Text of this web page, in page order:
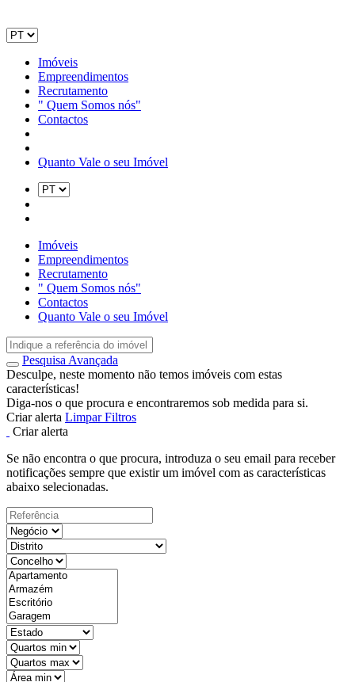
Imóveis
Empreendimentos
Recrutamento
" Quem Somos nós"
Contactos
Quanto Vale o seu Imóvel
Imóveis
Empreendimentos
Recrutamento
" Quem Somos nós"
Contactos
Quanto Vale o seu Imóvel
Pesquisa Avançada
Desculpe, neste momento não temos imóveis com estas
características!
Diga-nos o que procura e encontraremos sob medida para si.
Criar alerta Limpar Filtros
Criar alerta
Se não encontra o que procura, introduza o seu email para receber
notificações sempre que existir um imóvel com as características
abaixo selecionadas.